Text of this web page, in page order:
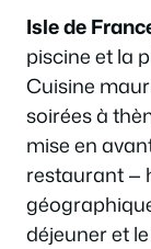
Isle de
piscine et la
Cuisine
soirées à
mise en
restaurant —
déjeuner et